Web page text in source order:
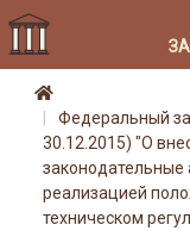
Федеральный
30.12.2015) "О
законодательные
реализацией
техническом